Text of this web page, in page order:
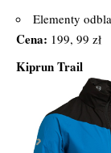
Elementy
Cena: 199, 99 zł
Kiprun Trail